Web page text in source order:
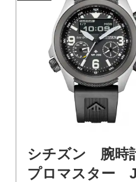
シチズン 腕時
プロマスター